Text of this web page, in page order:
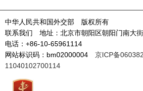
中华人民共和国外交部 版权所有
联系我们 地址：北京市朝阳区朝阳门南
电话：+86-10-65961114
网站标识码：bm02000004 京ICP备
11040102700114